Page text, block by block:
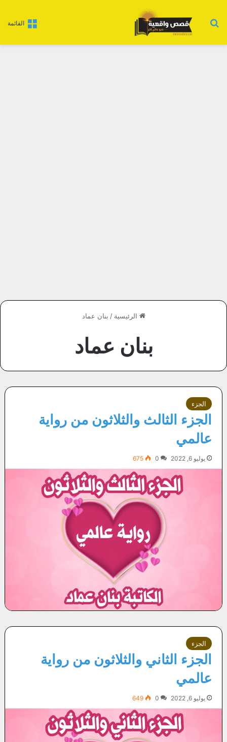
القائمة بحث عن
الرئيسية / بنان عماد
بنان عماد
الجزء
الجزء الثالث والثلاثون من رواية
عالمي
يوليو 6, 2022 0
675
الجزء
الجزء الثاني والثلاثون من رواية
عالمي
يوليو 6, 2022 0
649